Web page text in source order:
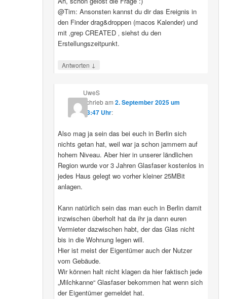
@Tim: Ansonsten kannst du dir das Ereignis in
den Finder drag&droppen (macos Kalender) und
mit ‚grep CREATED ‚ siehst du den
Erstellungszeitpunkt.
Antworten ↓
UweS
schriebam 2. September 2025 um
13:47 Uhr:
Also mag ja sein das bei euch in Berlin sich
nichts getan hat, weil war ja schon jammern auf
hohem Niveau. Aber hier in unserer ländlichen
Region wurde vor 3 Jahren Glasfaser kostenlos in
jedes Haus gelegt wo vorher kleiner 25MBit
anlagen.
Kann natürlich sein das man euch in Berlin damit
inzwischen überholt hat da ihr ja dann euren
Vermieter dazwischen habt, der das Glas nicht
bis in die Wohnung legen will.
Hier ist meist der Eigentümer auch der Nutzer
vom Gebäude.
Wir können halt nicht klagen da hier faktisch jede
„Milchkanne“ Glasfaser bekommen hat wenn sich
der Eigentümer gemeldet hat.